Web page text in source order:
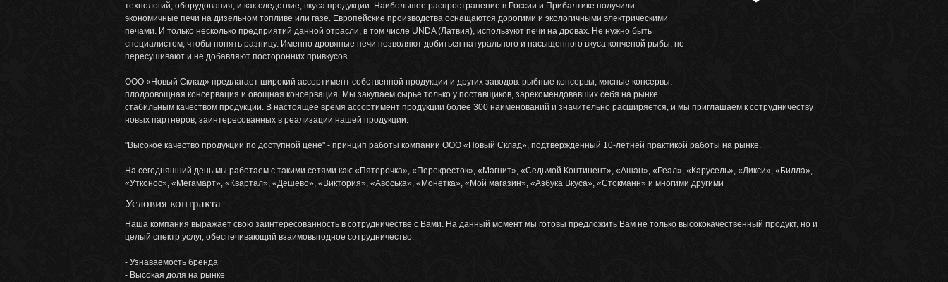
технологий, оборудования, и как следствие, вкуса продукции. Наибольшее распространение в России и Прибалтике получили
экономичные печи на дизельном топливе или газе. Европейские производства оснащаются дорогими и экологичными электрическими
печами. И только несколько предприятий данной отрасли, в том числе UNDA (Латвия), используют печи на дровах. Не нужно быть
специалистом, чтобы понять разницу. Именно дровяные печи позволяют добиться натурального и насыщенного вкуса копченой рыбы, не
пересушивают и не добавляют посторонних привкусов.
ООО «Новый Склад» предлагает широкий ассортимент собственной продукции и других заводов: рыбные консервы, мясные консервы,
плодоовощная консервация и овощная консервация. Мы закупаем сырье только у поставщиков, зарекомендовавших себя на рынке
стабильным качеством продукции. В настоящее время ассортимент продукции более 300 наименований и значительно расширяется, и мы приглашаем к сотрудничеству
новых партнеров, заинтересованных в реализации нашей продукции.
"Высокое качество продукции по доступной цене" - принцип работы компании ООО «Новый Склад», подтвержденный 10-летней практикой работы на рынке.
На сегодняшний день мы работаем с такими сетями как: «Пятерочка», «Перекресток», «Магнит», «Седьмой Континент», «Ашан», «Реал», «Карусель», «Дикси», «Билла»,
«Утконос», «Мегамарт», «Квартал», «Дешево», «Виктория», «Авоська», «Монетка», «Мой магазин», «Азбука Вкуса», «Стокманн» и многими другими
Условия контракта
Наша компания выражает свою заинтересованность в сотрудничестве с Вами. На данный момент мы готовы предложить Вам не только высококачественный продукт, но и
целый спектр услуг, обеспечивающий взаимовыгодное сотрудничество:
- Узнаваемость бренда
- Высокая доля на рынке